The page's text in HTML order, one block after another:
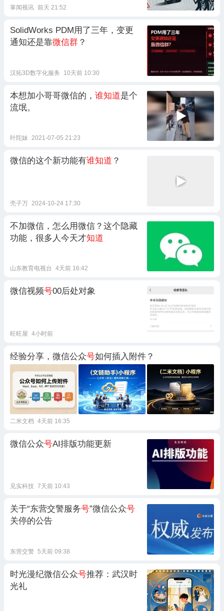
掌闻视讯 前天 21:52
SolidWorks PDM用了三年，变更
通知还是靠微信群 ？
汉拓3D数字化服务 10天前 10:30
本想加小哥哥微信的， 谁知道是个
流氓。
叶陀妹 2021-07-05 21:23
微信的这个新功能有谁知道 ？
壳子万 2024-10-24 17:30
不加微信，怎么用微信？这个隐藏
功能，很多人今天才知道
山东教育电视台 4天前 16:42
微信视频号00后处对象
旺旺屋 4小时前
经验分享，微信公众号如何插入附件？
二米文档 4天前 16:35
微信公众号AI排版功能更新
见实科技 7天前 10:43
关于“东营交警服务号”微信公众号
关停的公告
东营交警 5天前 09:38
时光漫纪微信公众号推荐：武汉时
光礼